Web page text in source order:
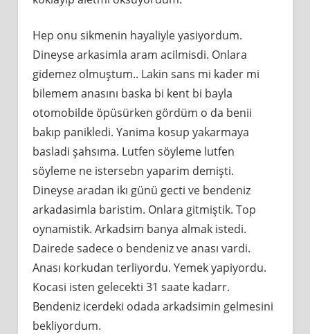
Hep onu sikmenin hayaliyle yasiyordum.
Dineyse arkasimla aram acilmisdi. Onlara
gidemez olmuştum.. Lakin sans mi kader mi
bilemem anasını baska bi kent bi bayla
otomobilde öpüsürken gördüm o da benii
bakıp panikledi. Yanima kosup yakarmaya
basladi şahsıma. Lutfen söyleme lutfen
söyleme ne istersebn yaparim demişti.
Dineyse aradan ikı günü gecti ve bendeniz
arkadasimla baristim. Onlara gitmiştik. Top
oynamistik. Arkadsim banya almak istedi.
Dairede sadece o bendeniz ve anası vardi.
Anası korkudan terliyordu. Yemek yapiyordu.
Kocasi isten gelecekti 31 saate kadarr.
Bendeniz icerdeki odada arkadsimin gelmesini
bekliyordum.